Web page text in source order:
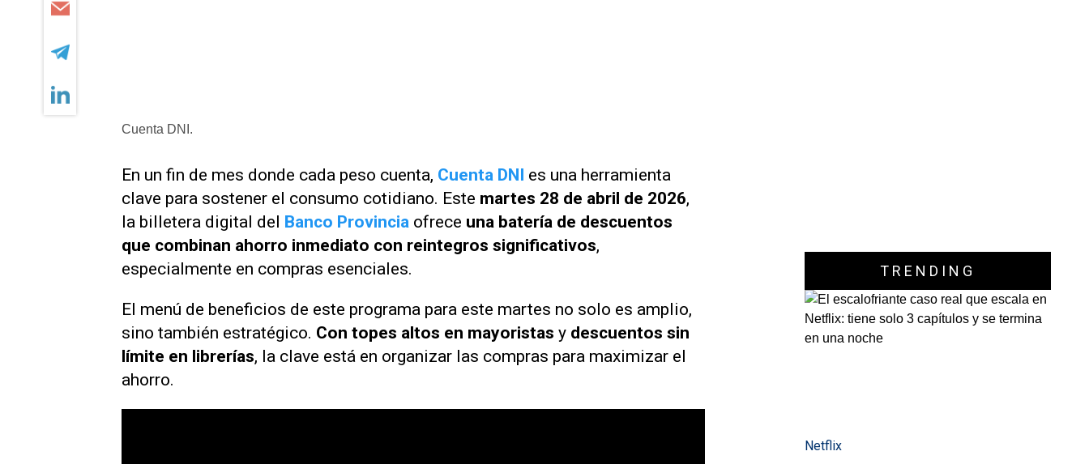
Cuenta DNI.
En un fin de mes donde cada peso cuenta, Cuenta DNI es una herramienta
clave para sostener el consumo cotidiano. Este martes 28 de abril de 2026,
la billetera digital del Banco Provincia ofrece una batería de descuentos
que combinan ahorro inmediato con reintegros significativos,
especialmente en compras esenciales.
El menú de beneficios de este programa para este martes no solo es amplio,
sino también estratégico. Con topes altos en mayoristas y descuentos sin
límite en librerías, la clave está en organizar las compras para maximizar el
ahorro.
TRENDING
Netflix